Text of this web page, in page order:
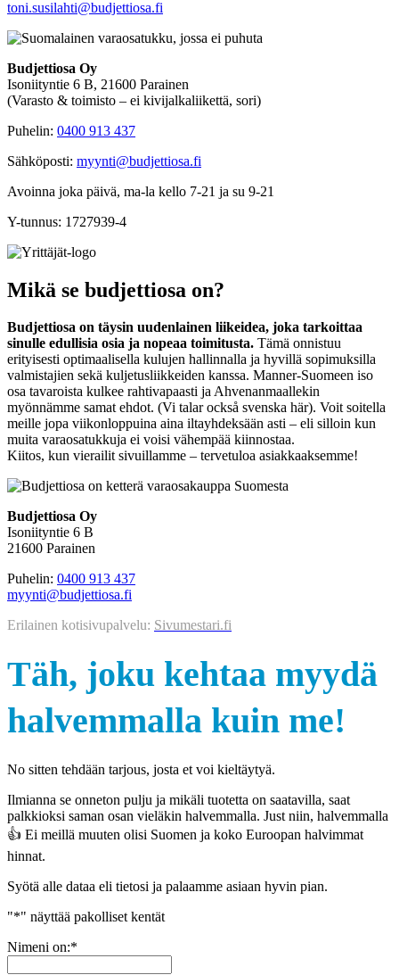
toni.susilahti@budjettiosa.fi
Budjettiosa Oy
Isoniityntie 6 B, 21600 Parainen
(Varasto & toimisto – ei kivijalkaliikettä, sori)
Puhelin: 0400 913 437
Sähköposti: myynti@budjettiosa.fi
Avoinna joka päivä, ma-la kello 7-21 ja su 9-21
Y-tunnus: 1727939-4
Mikä se budjettiosa on?
Budjettiosa on täysin uudenlainen liikeidea, joka tarkoittaa
sinulle edullisia osia ja nopeaa toimitusta. Tämä onnistuu
erityisesti optimaalisella kulujen hallinnalla ja hyvillä sopimuksilla
valmistajien sekä kuljetusliikkeiden kanssa. Manner-Suomeen iso
osa tavaroista kulkee rahtivapaasti ja Ahvenanmaallekin
myönnämme samat ehdot. (Vi talar också svenska här). Voit soitella
meille jopa viikonloppuina aina iltayhdeksään asti – eli silloin kun
muita varaosatukkuja ei voisi vähempää kiinnostaa.
Kiitos, kun vierailit sivuillamme – tervetuloa asiakkaaksemme!
Budjettiosa Oy
Isoniityntie 6 B
21600 Parainen
Puhelin: 0400 913 437
myynti@budjettiosa.fi
Erilainen kotisivupalvelu: Sivumestari.fi
Täh, joku kehtaa myydä
halvemmalla kuin me!
No sitten tehdään tarjous, josta et voi kieltäytyä.
Ilmianna se onneton pulju ja mikäli tuotetta on saatavilla, saat
palkkioksi saman osan vieläkin halvemmalla. Just niin, halvemmalla
👍 Ei meillä muuten olisi Suomen ja koko Euroopan halvimmat
hinnat.
Syötä alle dataa eli tietosi ja palaamme asiaan hyvin pian.
"*" näyttää pakolliset kentät
Nimeni on:*